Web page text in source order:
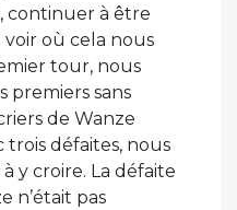
continuer à être
où cela nous
tour, nous
premiers sans
de Wanze
défaites, nous
y croire. La défaite
n’était pas